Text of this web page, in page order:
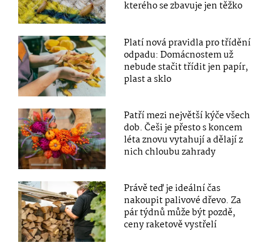
kterého se zbavuje jen těžko
Platí nová pravidla pro třídění
odpadu: Domácnostem už
nebude stačit třídit jen papír,
plast a sklo
Patří mezi největší kýče všech
dob. Češi je přesto s koncem
léta znovu vytahují a dělají z
nich chloubu zahrady
Právě teď je ideální čas
nakoupit palivové dřevo. Za
pár týdnů může být pozdě,
ceny raketově vystřelí